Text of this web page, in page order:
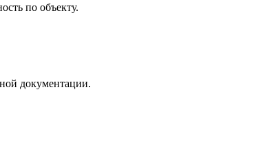
по объекту.
документации.